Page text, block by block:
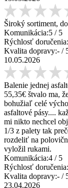
Široký sortiment,
Komunikácia:5 / 5
Rýchlosť doručenia:
Kvalita dopravy:- /
10.05.2026
Balenie jednej
55,35€ štvalo ma,
bohužiaľ celé
asfaltové pásy....
mi nikto nechcel
1/3 z palety tak
rozdeliť na
vyložil rukami.
Komunikácia:4 / 5
Rýchlosť doručenia:
Kvalita dopravy:- /
23.04.2026